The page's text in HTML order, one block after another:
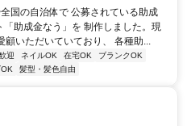
国の自治体で 公募されている助成
助成金なう」を 制作しました。現
顧いただいていており、 各種助...
迎 ネイルOK 在宅OK
ブランクOK
髪型・髪色自由